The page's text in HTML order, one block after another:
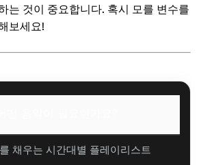
는 것이 중요합니다. 혹시 모를 변수를
보세요!
채우는 시간대별 플레이리스트